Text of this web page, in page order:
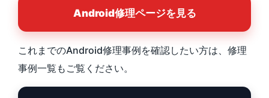
Android修理ページを見る
これまでのAndroid修理事例を確認したい方は、修理
事例一覧もご覧ください。